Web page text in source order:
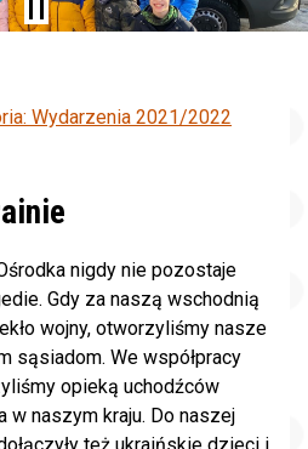
Wydarzenia 2021/2022
nigdy nie pozostaje
Gdy za naszą wschodnią
wojny, otworzyliśmy nasze
sąsiadom. We współpracy
opieką uchodźców
w naszym kraju. Do naszej